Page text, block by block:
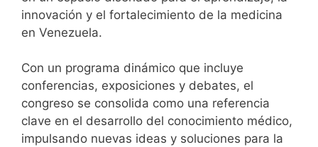
innovación y el fortalecimiento de la medicina
en Venezuela.
Con un programa dinámico que incluye
conferencias, exposiciones y debates, el
congreso se consolida como una referencia
clave en el desarrollo del conocimiento médico,
impulsando nuevas ideas y soluciones para la